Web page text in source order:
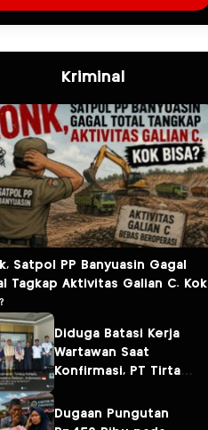
Kriminal
Satpol PP Banyuasin Gagal
Tagkap Aktivitas Galian C. Kok
Diduga Batasi Kerja
Wartawan Saat
Konfirmasi, PT Tirta
Sorotan
Dugaan Pungutan